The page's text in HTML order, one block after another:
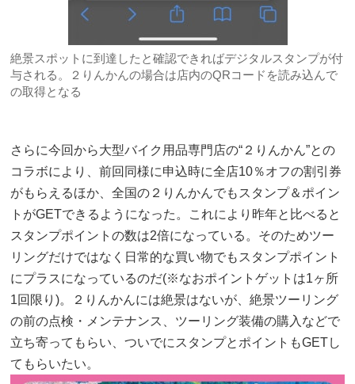
絶景スポットに到達したと確認できればデジタルスタンプが付
与される。２りんかんの場合は店内のQRコードを読み込んで
の取得となる
さらに今回から大型バイク用品専門店の“２りんかん”との
コラボにより、前回同様に申込時に全店10％オフの割引券
がもらえるほか、全国の２りんかんでもスタンプ＆ポイン
トがGETできるようになった。これにより昨年と比べると
スタンプポイントの数は2倍になっている。そのためツー
リングだけではなく日常的な買い物でもスタンプポイント
にプラスになっているのだ(※なおポイントゲットは1ヶ所
1回限り)。２りんかんには絶景はないが、絶景ツーリング
の前の点検・メンテナンス、ツーリング装備の購入などで
立ち寄ってもらい、ついでにスタンプとポイントもGETし
てもらいたい。